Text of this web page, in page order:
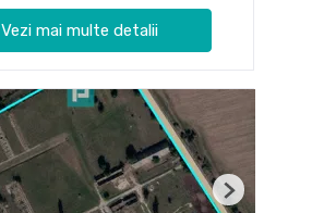
Vezi mai multe detalii
Next